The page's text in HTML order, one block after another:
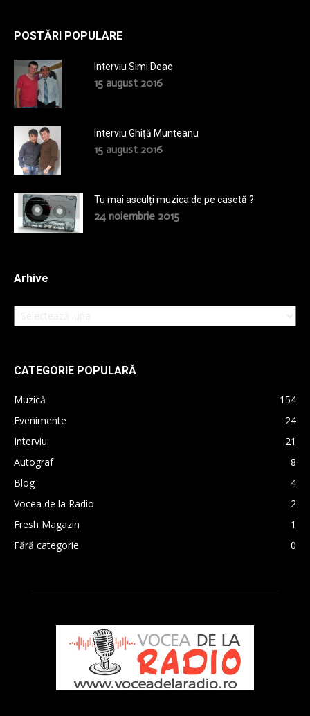
POSTĂRI POPULARE
Interviu Simi Deac
15 august 2016
Interviu Ghiță Munteanu
15 august 2016
Tu mai asculți muzica de pe casetă ?
24 noiembrie 2015
Arhive
Arhive
CATEGORIE POPULARĂ
Muzică
154
Evenimente
24
Interviu
21
Autograf
8
Blog
4
Vocea de la Radio
2
Fresh Magazin
1
Fără categorie
0